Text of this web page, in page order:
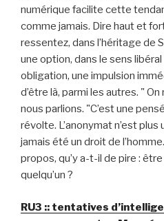
numérique facilite cette
comme jamais. Dire haut et
ressentez, dans l’héritage de
une option, dans le sens
obligation, une impulsion
d’être là, parmi les autres. "
nous parlions. "C’est une
révolte. L’anonymat n’est plus
jamais été un droit de
propos, qu’y a-t-il de pire :
quelqu’un ?
RU3 :: tentatives